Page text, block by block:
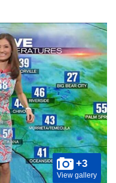
+3
View gallery